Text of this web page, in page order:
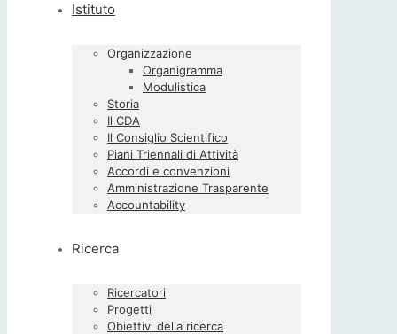
Istituto
Organizzazione
Organigramma
Modulistica
Storia
Il CDA
Il Consiglio Scientifico
Piani Triennali di Attività
Accordi e convenzioni
Amministrazione Trasparente
Accountability
Ricerca
Ricercatori
Progetti
Obiettivi della ricerca